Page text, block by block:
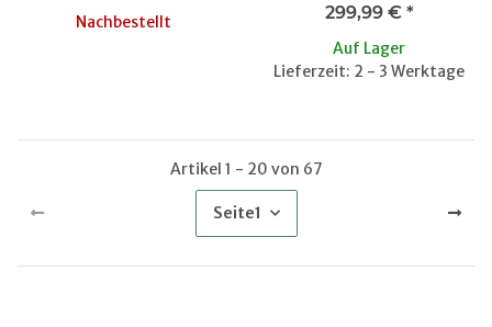
Nachbestellt 299,99 € *
Auf Lager
Lieferzeit: 2 - 3 Werktage
Artikel 1 - 20 von 67
Seite1